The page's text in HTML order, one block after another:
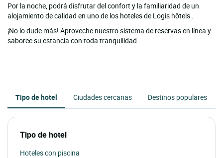
Por la noche, podrá disfrutar del confort y la familiaridad de un
alojamiento de calidad en uno de los hoteles de Logis hôtels .
¡No lo dude más! Aproveche nuestro sistema de reservas en línea y
saboree su estancia con toda tranquilidad.
Tipo de hotel Ciudades cercanas Destinos populares
Tipo de hotel
Hoteles con piscina